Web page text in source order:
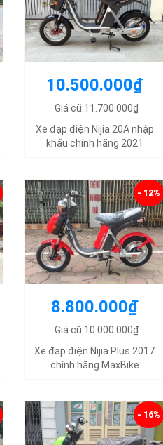
10.500.000₫
Giá cũ:11.700.000₫
Xe đạp điện Nijia 20A nhập
khẩu chính hãng 2021
- 12%
8.800.000₫
Giá cũ:10.000.000₫
Xe đạp điện Nijia Plus 2017
chính hãng MaxBike
- 16%